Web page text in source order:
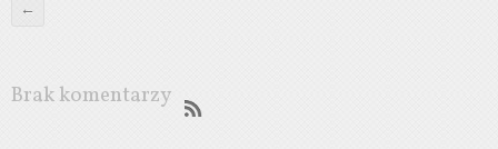
←
Brak komentarzy